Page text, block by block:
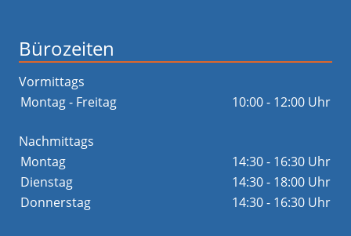
Bürozeiten
Vormittags
Montag - Freitag
10:00 - 12:00 Uhr
Nachmittags
Montag
14:30 - 16:30 Uhr
Dienstag
14:30 - 18:00 Uhr
Donnerstag
14:30 - 16:30 Uhr